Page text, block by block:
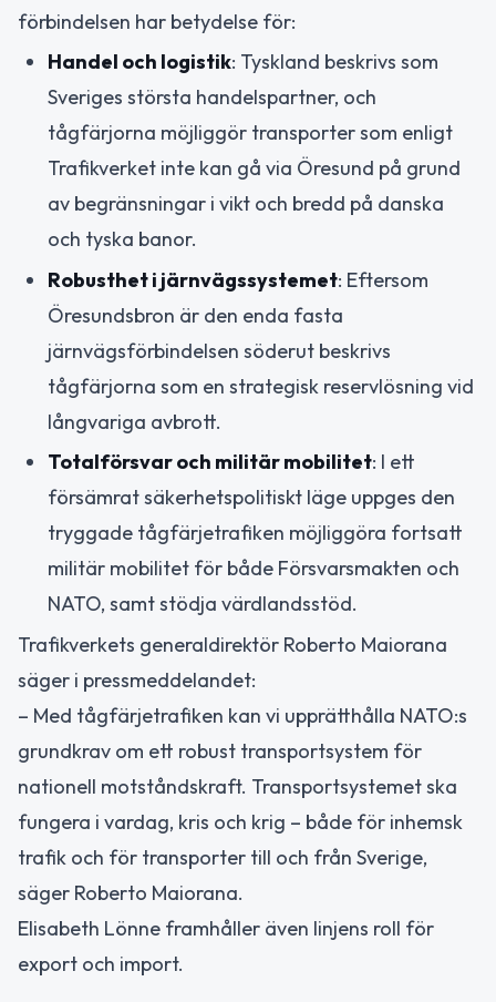
förbindelsen har betydelse för:
Handel och logistik: Tyskland beskrivs som
Sveriges största handelspartner, och
tågfärjorna möjliggör transporter som enligt
Trafikverket inte kan gå via Öresund på grund
av begränsningar i vikt och bredd på danska
och tyska banor.
Robusthet i järnvägssystemet: Eftersom
Öresundsbron är den enda fasta
järnvägsförbindelsen söderut beskrivs
tågfärjorna som en strategisk reservlösning vid
långvariga avbrott.
Totalförsvar och militär mobilitet: I ett
försämrat säkerhetspolitiskt läge uppges den
tryggade tågfärjetrafiken möjliggöra fortsatt
militär mobilitet för både Försvarsmakten och
NATO, samt stödja värdlandsstöd.
Trafikverkets generaldirektör Roberto Maiorana
säger i pressmeddelandet:
– Med tågfärjetrafiken kan vi upprätthålla NATO:s
grundkrav om ett robust transportsystem för
nationell motståndskraft. Transportsystemet ska
fungera i vardag, kris och krig – både för inhemsk
trafik och för transporter till och från Sverige,
säger Roberto Maiorana.
Elisabeth Lönne framhåller även linjens roll för
export och import.